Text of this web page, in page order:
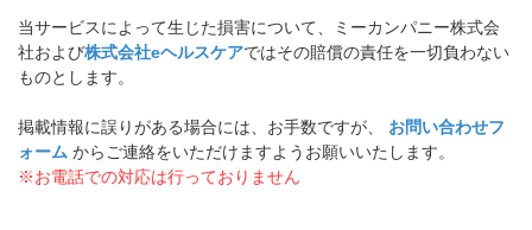
当サービスによって生じた損害について、ミーカンパニー株式会
社および株式会社eヘルスケアではその賠償の責任を一切負わない
ものとします。
掲載情報に誤りがある場合には、お手数ですが、 お問い合わせフ
ォーム からご連絡をいただけますようお願いいたします。
※お電話での対応は行っておりません